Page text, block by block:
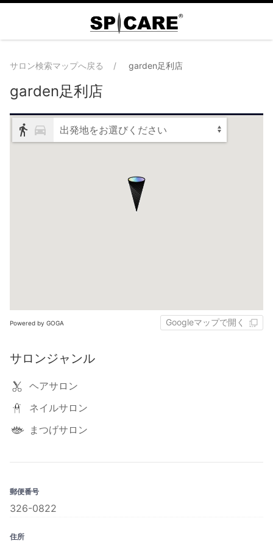
サロン検索マップへ戻る garden足利店
garden足利店
出発地をお選びください
Powered by GOGA Googleマップで開く
サロンジャンル
ヘアサロン
ネイルサロン
まつげサロン
郵便番号
326-0822
住所